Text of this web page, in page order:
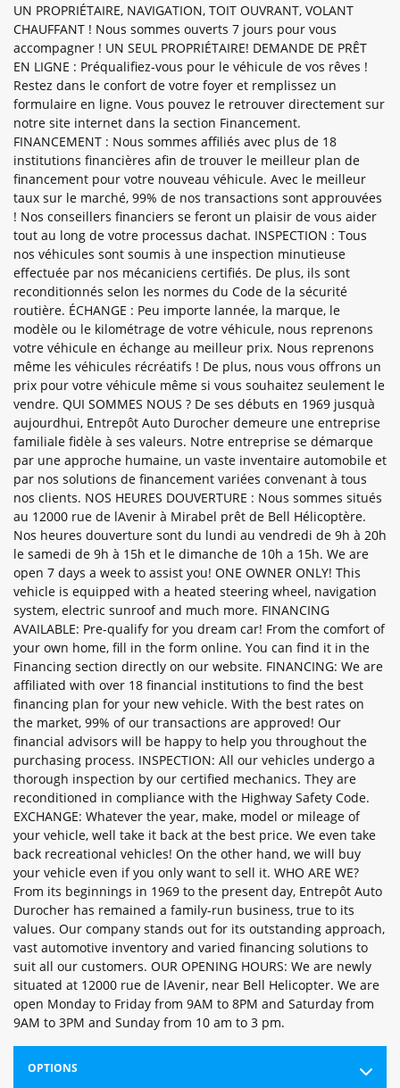
UN PROPRIÉTAIRE, NAVIGATION, TOIT OUVRANT, VOLANT
CHAUFFANT ! Nous sommes ouverts 7 jours pour vous
accompagner ! UN SEUL PROPRIÉTAIRE! DEMANDE DE PRÊT
EN LIGNE : Préqualifiez-vous pour le véhicule de vos rêves !
Restez dans le confort de votre foyer et remplissez un
formulaire en ligne. Vous pouvez le retrouver directement sur
notre site internet dans la section Financement.
FINANCEMENT : Nous sommes affiliés avec plus de 18
institutions financières afin de trouver le meilleur plan de
financement pour votre nouveau véhicule. Avec le meilleur
taux sur le marché, 99% de nos transactions sont approuvées
! Nos conseillers financiers se feront un plaisir de vous aider
tout au long de votre processus dachat. INSPECTION : Tous
nos véhicules sont soumis à une inspection minutieuse
effectuée par nos mécaniciens certifiés. De plus, ils sont
reconditionnés selon les normes du Code de la sécurité
routière. ÉCHANGE : Peu importe lannée, la marque, le
modèle ou le kilométrage de votre véhicule, nous reprenons
votre véhicule en échange au meilleur prix. Nous reprenons
même les véhicules récréatifs ! De plus, nous vous offrons un
prix pour votre véhicule même si vous souhaitez seulement le
vendre. QUI SOMMES NOUS ? De ses débuts en 1969 jusquà
aujourdhui, Entrepôt Auto Durocher demeure une entreprise
familiale fidèle à ses valeurs. Notre entreprise se démarque
par une approche humaine, un vaste inventaire automobile et
par nos solutions de financement variées convenant à tous
nos clients. NOS HEURES DOUVERTURE : Nous sommes situés
au 12000 rue de lAvenir à Mirabel prêt de Bell Hélicoptère.
Nos heures douverture sont du lundi au vendredi de 9h à 20h
le samedi de 9h à 15h et le dimanche de 10h a 15h. We are
open 7 days a week to assist you! ONE OWNER ONLY! This
vehicle is equipped with a heated steering wheel, navigation
system, electric sunroof and much more. FINANCING
AVAILABLE: Pre-qualify for you dream car! From the comfort of
your own home, fill in the form online. You can find it in the
Financing section directly on our website. FINANCING: We are
affiliated with over 18 financial institutions to find the best
financing plan for your new vehicle. With the best rates on
the market, 99% of our transactions are approved! Our
financial advisors will be happy to help you throughout the
purchasing process. INSPECTION: All our vehicles undergo a
thorough inspection by our certified mechanics. They are
reconditioned in compliance with the Highway Safety Code.
EXCHANGE: Whatever the year, make, model or mileage of
your vehicle, well take it back at the best price. We even take
back recreational vehicles! On the other hand, we will buy
your vehicle even if you only want to sell it. WHO ARE WE?
From its beginnings in 1969 to the present day, Entrepôt Auto
Durocher has remained a family-run business, true to its
values. Our company stands out for its outstanding approach,
vast automotive inventory and varied financing solutions to
suit all our customers. OUR OPENING HOURS: We are newly
situated at 12000 rue de lAvenir, near Bell Helicopter. We are
open Monday to Friday from 9AM to 8PM and Saturday from
9AM to 3PM and Sunday from 10 am to 3 pm.
OPTIONS